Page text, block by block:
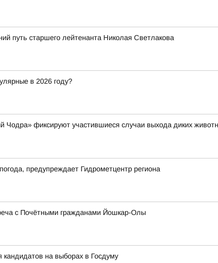
путь старшего лейтенанта Николая Светлакова
в 2026 году?
Чодра» фиксируют участившиеся случаи выхода диких
предупреждает Гидрометцентр региона
с Почётными гражданами Йошкар-Олы
на выборах в Госдуму